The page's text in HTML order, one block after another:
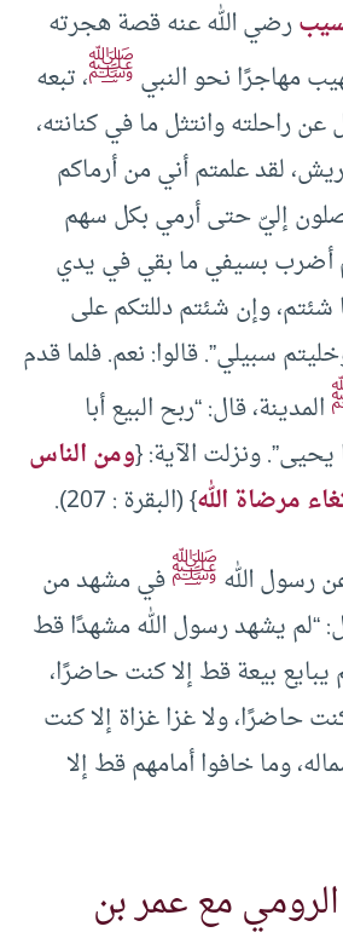
رضي الله عنه قصة هجرته
مهاجرًا نحو النبيﷺ، تبعه
راحلته وانتثل ما في كنانته،
لقد علمتم أني من أرماكم
تصلون إليّ حتى أرمي بكل سهم
أضرب بسيفي ما بقي في يدي
شئتم، وإن شئتم دللتكم على
سبيلي”. قالوا: نعم. فلما قدم
المدينة، قال: “ربح البيع أبا
يحيى”. ونزلت الآية: {ومن الناس
مرضاة الله} (البقرة : 207).
رسول اللهﷺفي مشهد من
“لم يشهد رسول الله مشهدًا قط
يبايع بيعة قط إلا كنت حاضرًا،
حاضرًا، ولا غزا غزاة إلا كنت
وما خافوا أمامهم قط إلا
مع عمر بن